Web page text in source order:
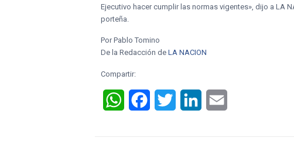
Ejecutivo hacer cumplir las normas vigentes», dijo a LA
porteña.
Por Pablo Tomino
De la Redacción deLA NACION
Compartir:
WhatsAppFacebookTwitter LinkedIn